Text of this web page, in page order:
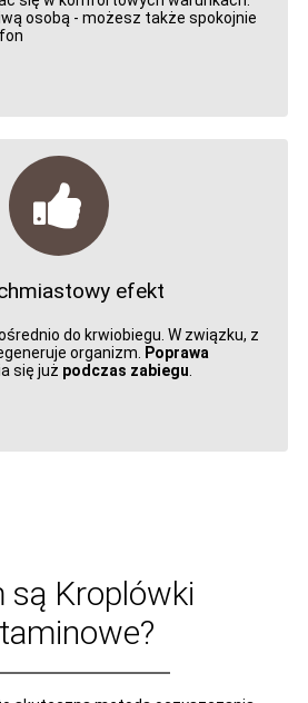
osobą - możesz także spokojnie
efekt
do krwiobiegu. W związku, z
organizm.
Poprawa
się już podczas zabiegu
są Kroplówki